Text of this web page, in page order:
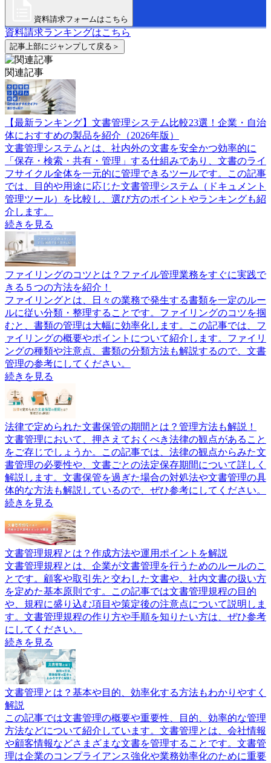
資料請求フォームはこちら
資料請求ランキングはこちら
記事上部にジャンプして戻る＞
関連記事
【最新ランキング】文書管理システム比較23選！企業・自治
体におすすめの製品を紹介（2026年版）
文書管理システムとは、社内外の文書を安全かつ効率的に
「保存・検索・共有・管理」する仕組みであり、文書のライ
フサイクル全体を一元的に管理できるツールです。この記事
では、目的や用途に応じた文書管理システム（ドキュメント
管理ツール）を比較し、選び方のポイントやランキングも紹
介します。
続きを見る
ファイリングのコツとは？ファイル管理業務をすぐに実践で
きる５つの方法を紹介！
ファイリングとは、日々の業務で発生する書類を一定のルー
ルに従い分類・整理することです。ファイリングのコツを掴
むと、書類の管理は大幅に効率化します。この記事では、フ
ァイリングの概要やポイントについて紹介します。ファイリ
ングの種類や注意点、書類の分類方法も解説するので、文書
管理の参考にしてください。
続きを見る
法律で定められた文書保管の期間とは？管理方法も解説！
文書管理において、押さえておくべき法律の観点があること
をご存じでしょうか。この記事では、法律の観点からみた文
書管理の必要性や、文書ごとの法定保存期間について詳しく
解説します。文書保管を過ぎた場合の対処法や文書管理の具
体的な方法も解説しているので、ぜひ参考にしてください。
続きを見る
文書管理規程とは？作成方法や運用ポイントを解説
文書管理規程とは、企業が文書管理を行うためのルールのこ
とです。顧客や取引先と交わした文書や、社内文書の扱い方
を定めた基本原則です。この記事では文書管理規程の目的
や、規程に盛り込む項目や策定後の注意点について説明しま
す。文書管理規程の作り方や手順を知りたい方は、ぜひ参考
にしてください。
続きを見る
文書管理とは？基本や目的、効率化する方法もわかりやすく
解説
この記事では文書管理の概要や重要性、目的、効率的な管理
方法などについて紹介しています。文書管理とは、会社情報
や顧客情報などさまざまな文書を管理することです。文書管
理は企業のコンプライアンス強化や業務効率化のために重要